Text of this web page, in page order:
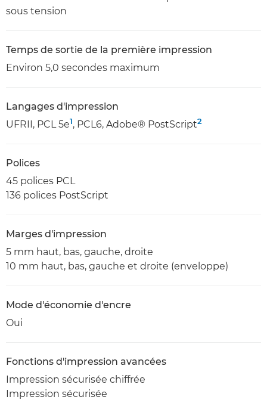
sous tension
Temps de sortie de la première impression
Environ 5,0 secondes maximum
Langages d'impression
UFRII, PCL 5e1, PCL6, Adobe® PostScript2
Polices
45 polices PCL
136 polices PostScript
Marges d'impression
5 mm haut, bas, gauche, droite
10 mm haut, bas, gauche et droite (enveloppe)
Mode d'économie d'encre
Oui
Fonctions d'impression avancées
Impression sécurisée chiffrée
Impression sécurisée